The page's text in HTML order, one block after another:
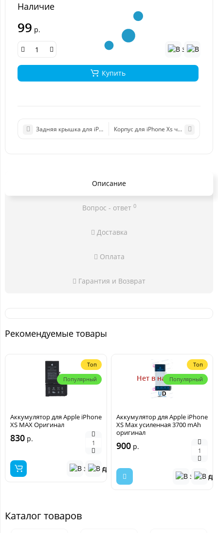
Наличие
99 р.
Купить
Задняя крышка для iPhone Xs Max черный
Описание
Вопрос - ответ 0
Доставка
Оплата
Гарантия и Возврат
Рекомендуемые товары
Топ
Популярный
Аккумулятор для Apple iPhone
XS MAX Оригинал
830 р.
Топ
Популярный
Нет в наличии
Аккумулятор для Apple iPhone
XS Max усиленная 3700 mAh
оригинал
900 р.
Каталог товаров